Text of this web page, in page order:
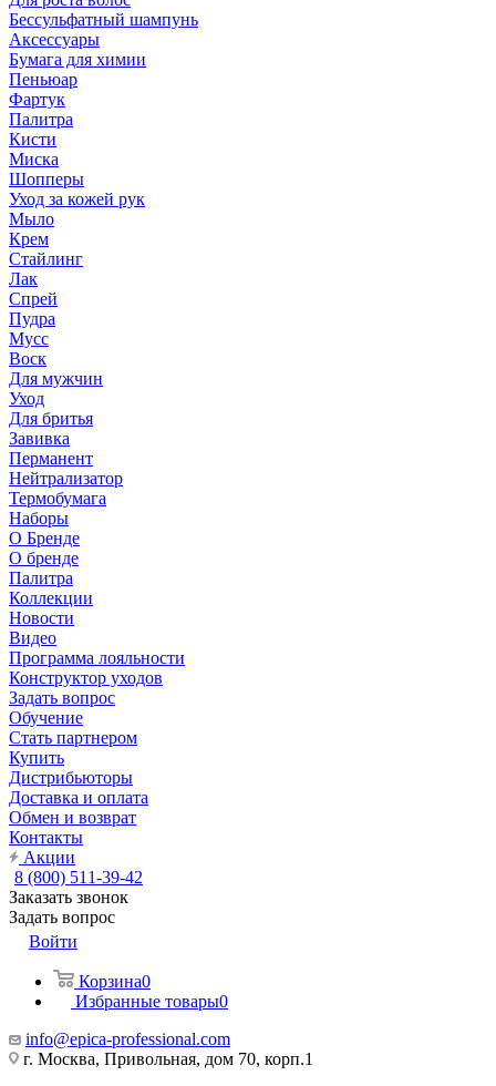
Бессульфатный шампунь
Аксессуары
Бумага для химии
Пеньюар
Фартук
Палитра
Кисти
Миска
Шопперы
Уход за кожей рук
Мыло
Крем
Стайлинг
Лак
Спрей
Пудра
Мусс
Воск
Для мужчин
Уход
Для бритья
Завивка
Перманент
Нейтрализатор
Термобумага
Наборы
О Бренде
О бренде
Палитра
Коллекции
Новости
Видео
Программа лояльности
Конструктор уходов
Задать вопрос
Обучение
Стать партнером
Купить
Дистрибьюторы
Доставка и оплата
Обмен и возврат
Контакты
Акции
8 (800) 511-39-42
Заказать звонок
Задать вопрос
Войти
Корзина0
Избранные товары0
info@epica-professional.com
г. Москва, Привольная, дом 70, корп.1